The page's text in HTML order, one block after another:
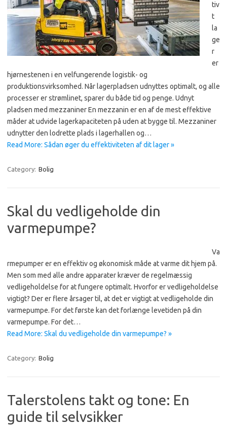
tiv
t
la
ge
r
er
hjørnestenen i en velfungerende logistik- og
produktionsvirksomhed. Når lagerpladsen udnyttes optimalt, og alle
processer er strømlinet, sparer du både tid og penge. Udnyt
pladsen med mezzaniner En mezzanin er en af de mest effektive
måder at udvide lagerkapaciteten på uden at bygge til. Mezzaniner
udnytter den lodrette plads i lagerhallen og…
Read More: Sådan øger du effektiviteten af dit lager »
Category: Bolig
Skal du vedligeholde din
varmepumpe?
Va
rmepumper er en effektiv og økonomisk måde at varme dit hjem på.
Men som med alle andre apparater kræver de regelmæssig
vedligeholdelse for at fungere optimalt. Hvorfor er vedligeholdelse
vigtigt? Der er flere årsager til, at det er vigtigt at vedligeholde din
varmepumpe. For det første kan det forlænge levetiden på din
varmepumpe. For det…
Read More: Skal du vedligeholde din varmepumpe? »
Category: Bolig
Talerstolens takt og tone: En
guide til selvsikker